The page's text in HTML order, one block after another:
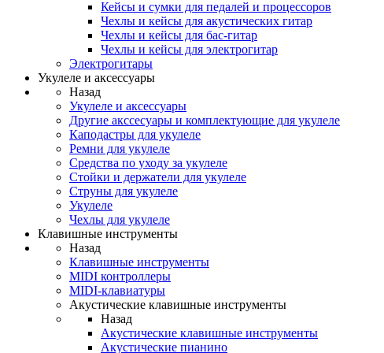
Кейсы и сумки для педалей и процессоров
Чехлы и кейсы для акустических гитар
Чехлы и кейсы для бас-гитар
Чехлы и кейсы для электрогитар
Электрогитары
Укулеле и аксессуары
Назад
Укулеле и аксессуары
Другие акссесуары и комплектующие для укулеле
Каподастры для укулеле
Ремни для укулеле
Средства по уходу за укулеле
Стойки и держатели для укулеле
Струны для укулеле
Укулеле
Чехлы для укулеле
Клавишные инструменты
Назад
Клавишные инструменты
MIDI контроллеры
MIDI-клавиатуры
Акустические клавишные инструменты
Назад
Акустические клавишные инструменты
Акустические пианино